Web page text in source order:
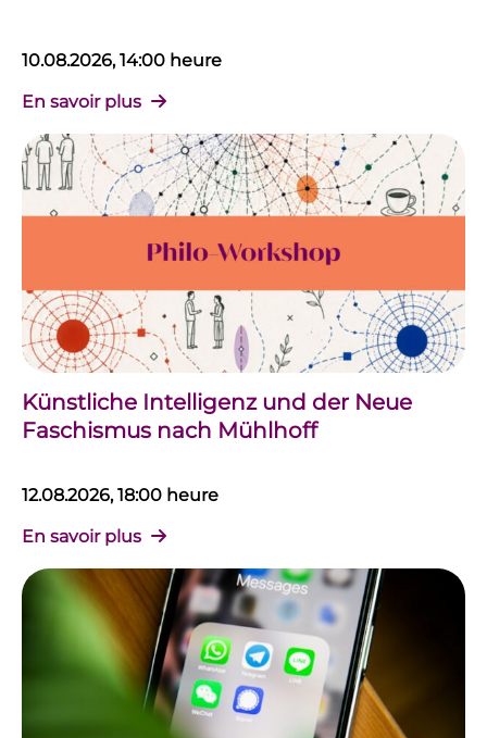
10.08.2026, 14:00 heure
En savoir plus
Künstliche Intelligenz und der Neue
Faschismus nach Mühlhoff
12.08.2026, 18:00 heure
En savoir plus